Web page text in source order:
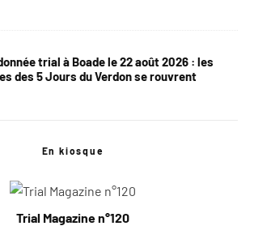
trial à Boade le 22 août 2026 : les
des 5 Jours du Verdon se rouvrent
En kiosque
Trial Magazine n°120